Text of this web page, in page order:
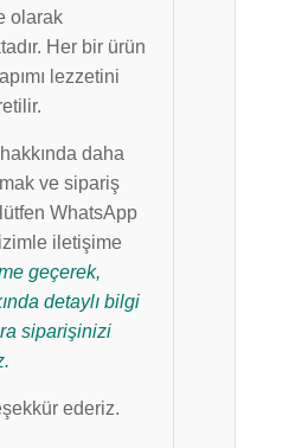
olarak
Her bir ürün
lezzetini
daha
ve sipariş
WhatsApp
iletişime
geçerek,
detaylı bilgi
siparişinizi
ederiz.